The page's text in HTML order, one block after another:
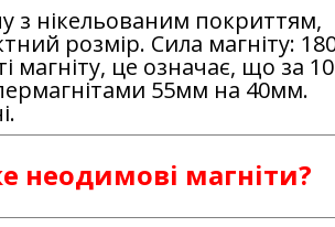
з нікельованим покриттям,
розмір. Сила магніту:
магніту, це означає, що за 10
55мм на 40мм.
неодимові магніти?